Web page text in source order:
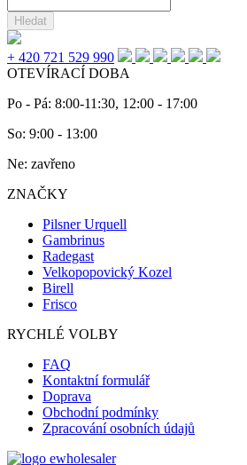
Hledat
+ 420 721 529 990
OTEVÍRACÍ DOBA
Po - Pá: 8:00-11:30, 12:00 - 17:00
So: 9:00 - 13:00
Ne: zavřeno
ZNAČKY
Pilsner Urquell
Gambrinus
Radegast
Velkopopovický Kozel
Birell
Frisco
RYCHLÉ VOLBY
FAQ
Kontaktní formulář
Doprava
Obchodní podmínky
Zpracování osobních údajů